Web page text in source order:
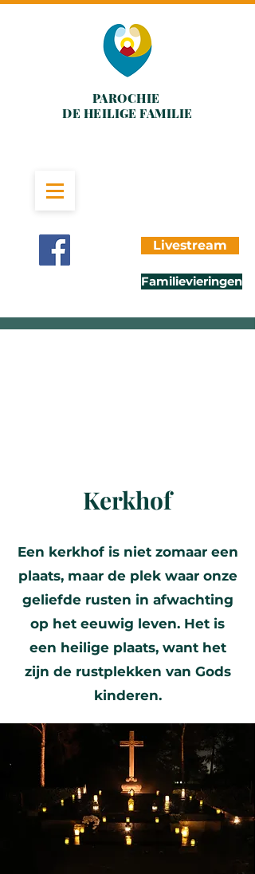
PAROCHIE
DE HEILIGE FAMILIE
Livestream
Familievieringen
Kerkhof
Een kerkhof is niet zomaar een
plaats, maar de plek waar onze
geliefde rusten in afwachting
op het eeuwig leven. Het is
een heilige plaats, want het
zijn de rustplekken van Gods
kinderen.